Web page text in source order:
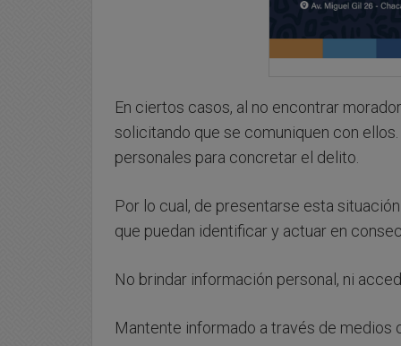
En ciertos casos, al no encontrar
solicitando que se comuniquen con
personales para concretar el delito.
Por lo cual, de presentarse esta
que puedan identificar y actuar en
No brindar información personal, ni
Mantente informado a través de medios